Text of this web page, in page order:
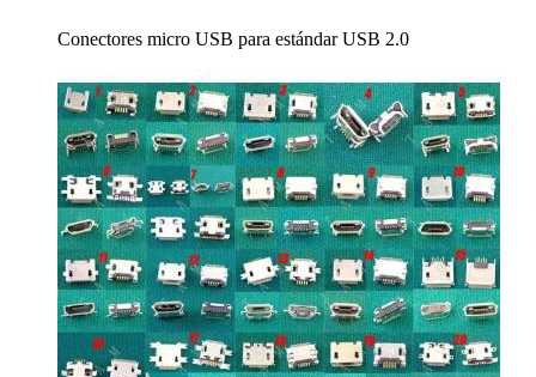
Conectores micro USB para estándar USB 2.0